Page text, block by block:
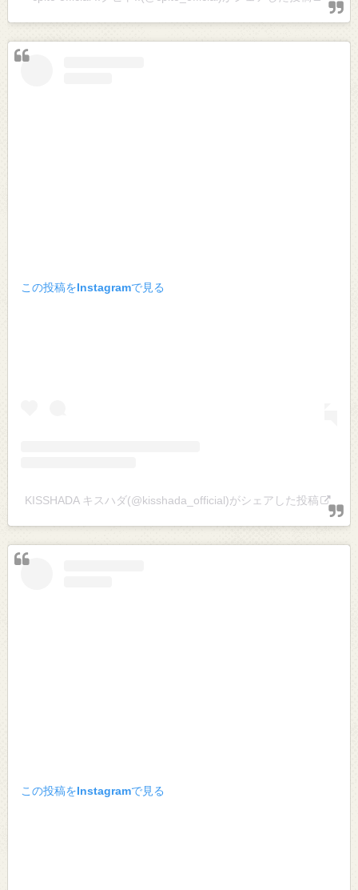
この投稿をInstagramで見る
KISSHADA キスハダ(@kisshada_official)がシェアした投稿
この投稿をInstagramで見る